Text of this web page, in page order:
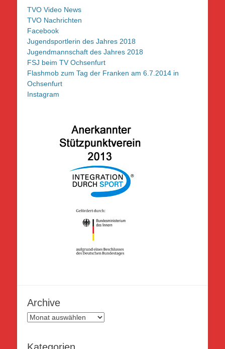
TVO Video News
TVO Nachrichten
Facebook
Jugendsportlerin des Jahres 2018
Jugendmannschaft des Jahres 2018
FSJ beim TV Ochsenfurt
Flashmob zum Tag der Franken am 6.7.2014 in
Ochsenfurt
Instagram
Archive
Archive